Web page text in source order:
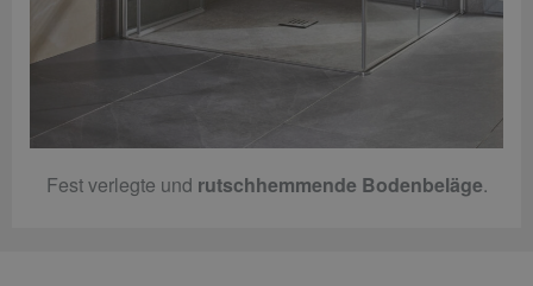
Fest verlegte und rutschhemmende Bodenbeläge.